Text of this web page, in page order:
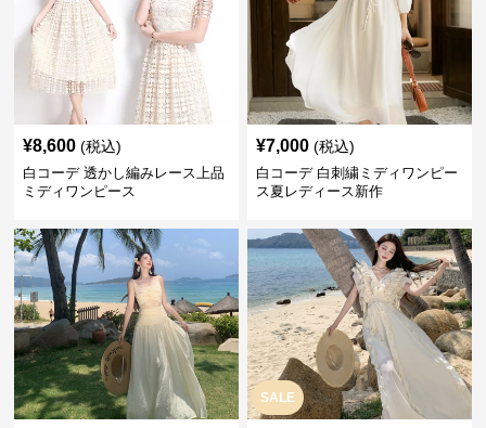
¥8,600 (税込)
白コーデ 透かし編みレース上品
ミディワンピース
¥7,000 (税込)
白コーデ 白刺繍ミディワンピー
ス夏レディース新作
SALE